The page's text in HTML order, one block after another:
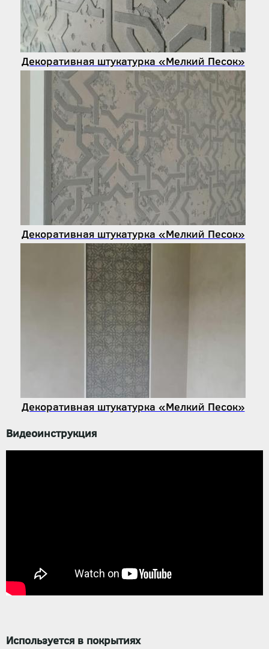
Декоративная штукатурка «Мелкий Песок»
Декоративная штукатурка «Мелкий Песок»
Декоративная штукатурка «Мелкий Песок»
Видеоинструкция
Используется в покрытиях